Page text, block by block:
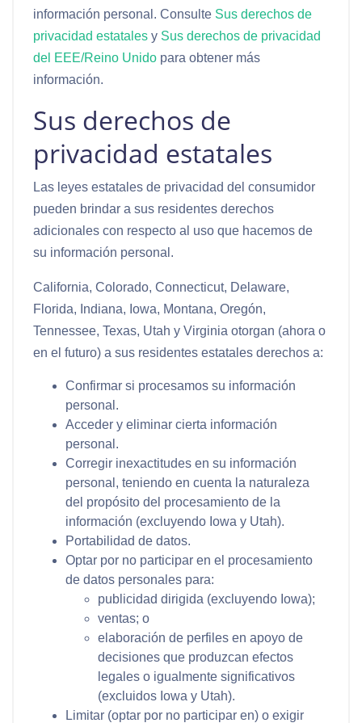
información personal. Consulte Sus derechos de
privacidad estatales y Sus derechos de privacidad
del EEE/Reino Unido para obtener más
información.
Sus derechos de
privacidad estatales
Las leyes estatales de privacidad del consumidor
pueden brindar a sus residentes derechos
adicionales con respecto al uso que hacemos de
su información personal.
California, Colorado, Connecticut, Delaware,
Florida, Indiana, Iowa, Montana, Oregón,
Tennessee, Texas, Utah y Virginia otorgan (ahora o
en el futuro) a sus residentes estatales derechos a:
Confirmar si procesamos su información
personal.
Acceder y eliminar cierta información
personal.
Corregir inexactitudes en su información
personal, teniendo en cuenta la naturaleza
del propósito del procesamiento de la
información (excluyendo Iowa y Utah).
Portabilidad de datos.
Optar por no participar en el procesamiento
de datos personales para:
publicidad dirigida (excluyendo Iowa);
ventas; o
elaboración de perfiles en apoyo de
decisiones que produzcan efectos
legales o igualmente significativos
(excluidos Iowa y Utah).
Limitar (optar por no participar en) o exigir